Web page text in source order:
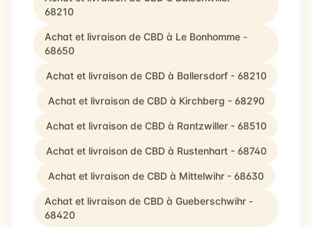
68210
Achat et livraison de CBD à Le Bonhomme -
68650
Achat et livraison de CBD à Ballersdorf - 68210
Achat et livraison de CBD à Kirchberg - 68290
Achat et livraison de CBD à Rantzwiller - 68510
Achat et livraison de CBD à Rustenhart - 68740
Achat et livraison de CBD à Mittelwihr - 68630
Achat et livraison de CBD à Gueberschwihr -
68420